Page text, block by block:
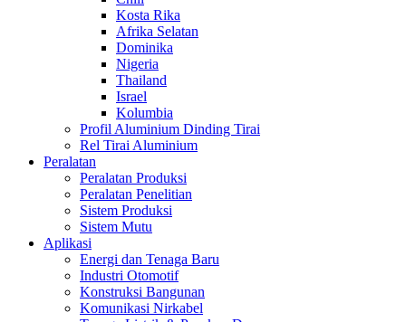
Kosta Rika
Afrika Selatan
Dominika
Nigeria
Thailand
Israel
Kolumbia
Profil Aluminium Dinding Tirai
Rel Tirai Aluminium
Peralatan
Peralatan Produksi
Peralatan Penelitian
Sistem Produksi
Sistem Mutu
Aplikasi
Energi dan Tenaga Baru
Industri Otomotif
Konstruksi Bangunan
Komunikasi Nirkabel